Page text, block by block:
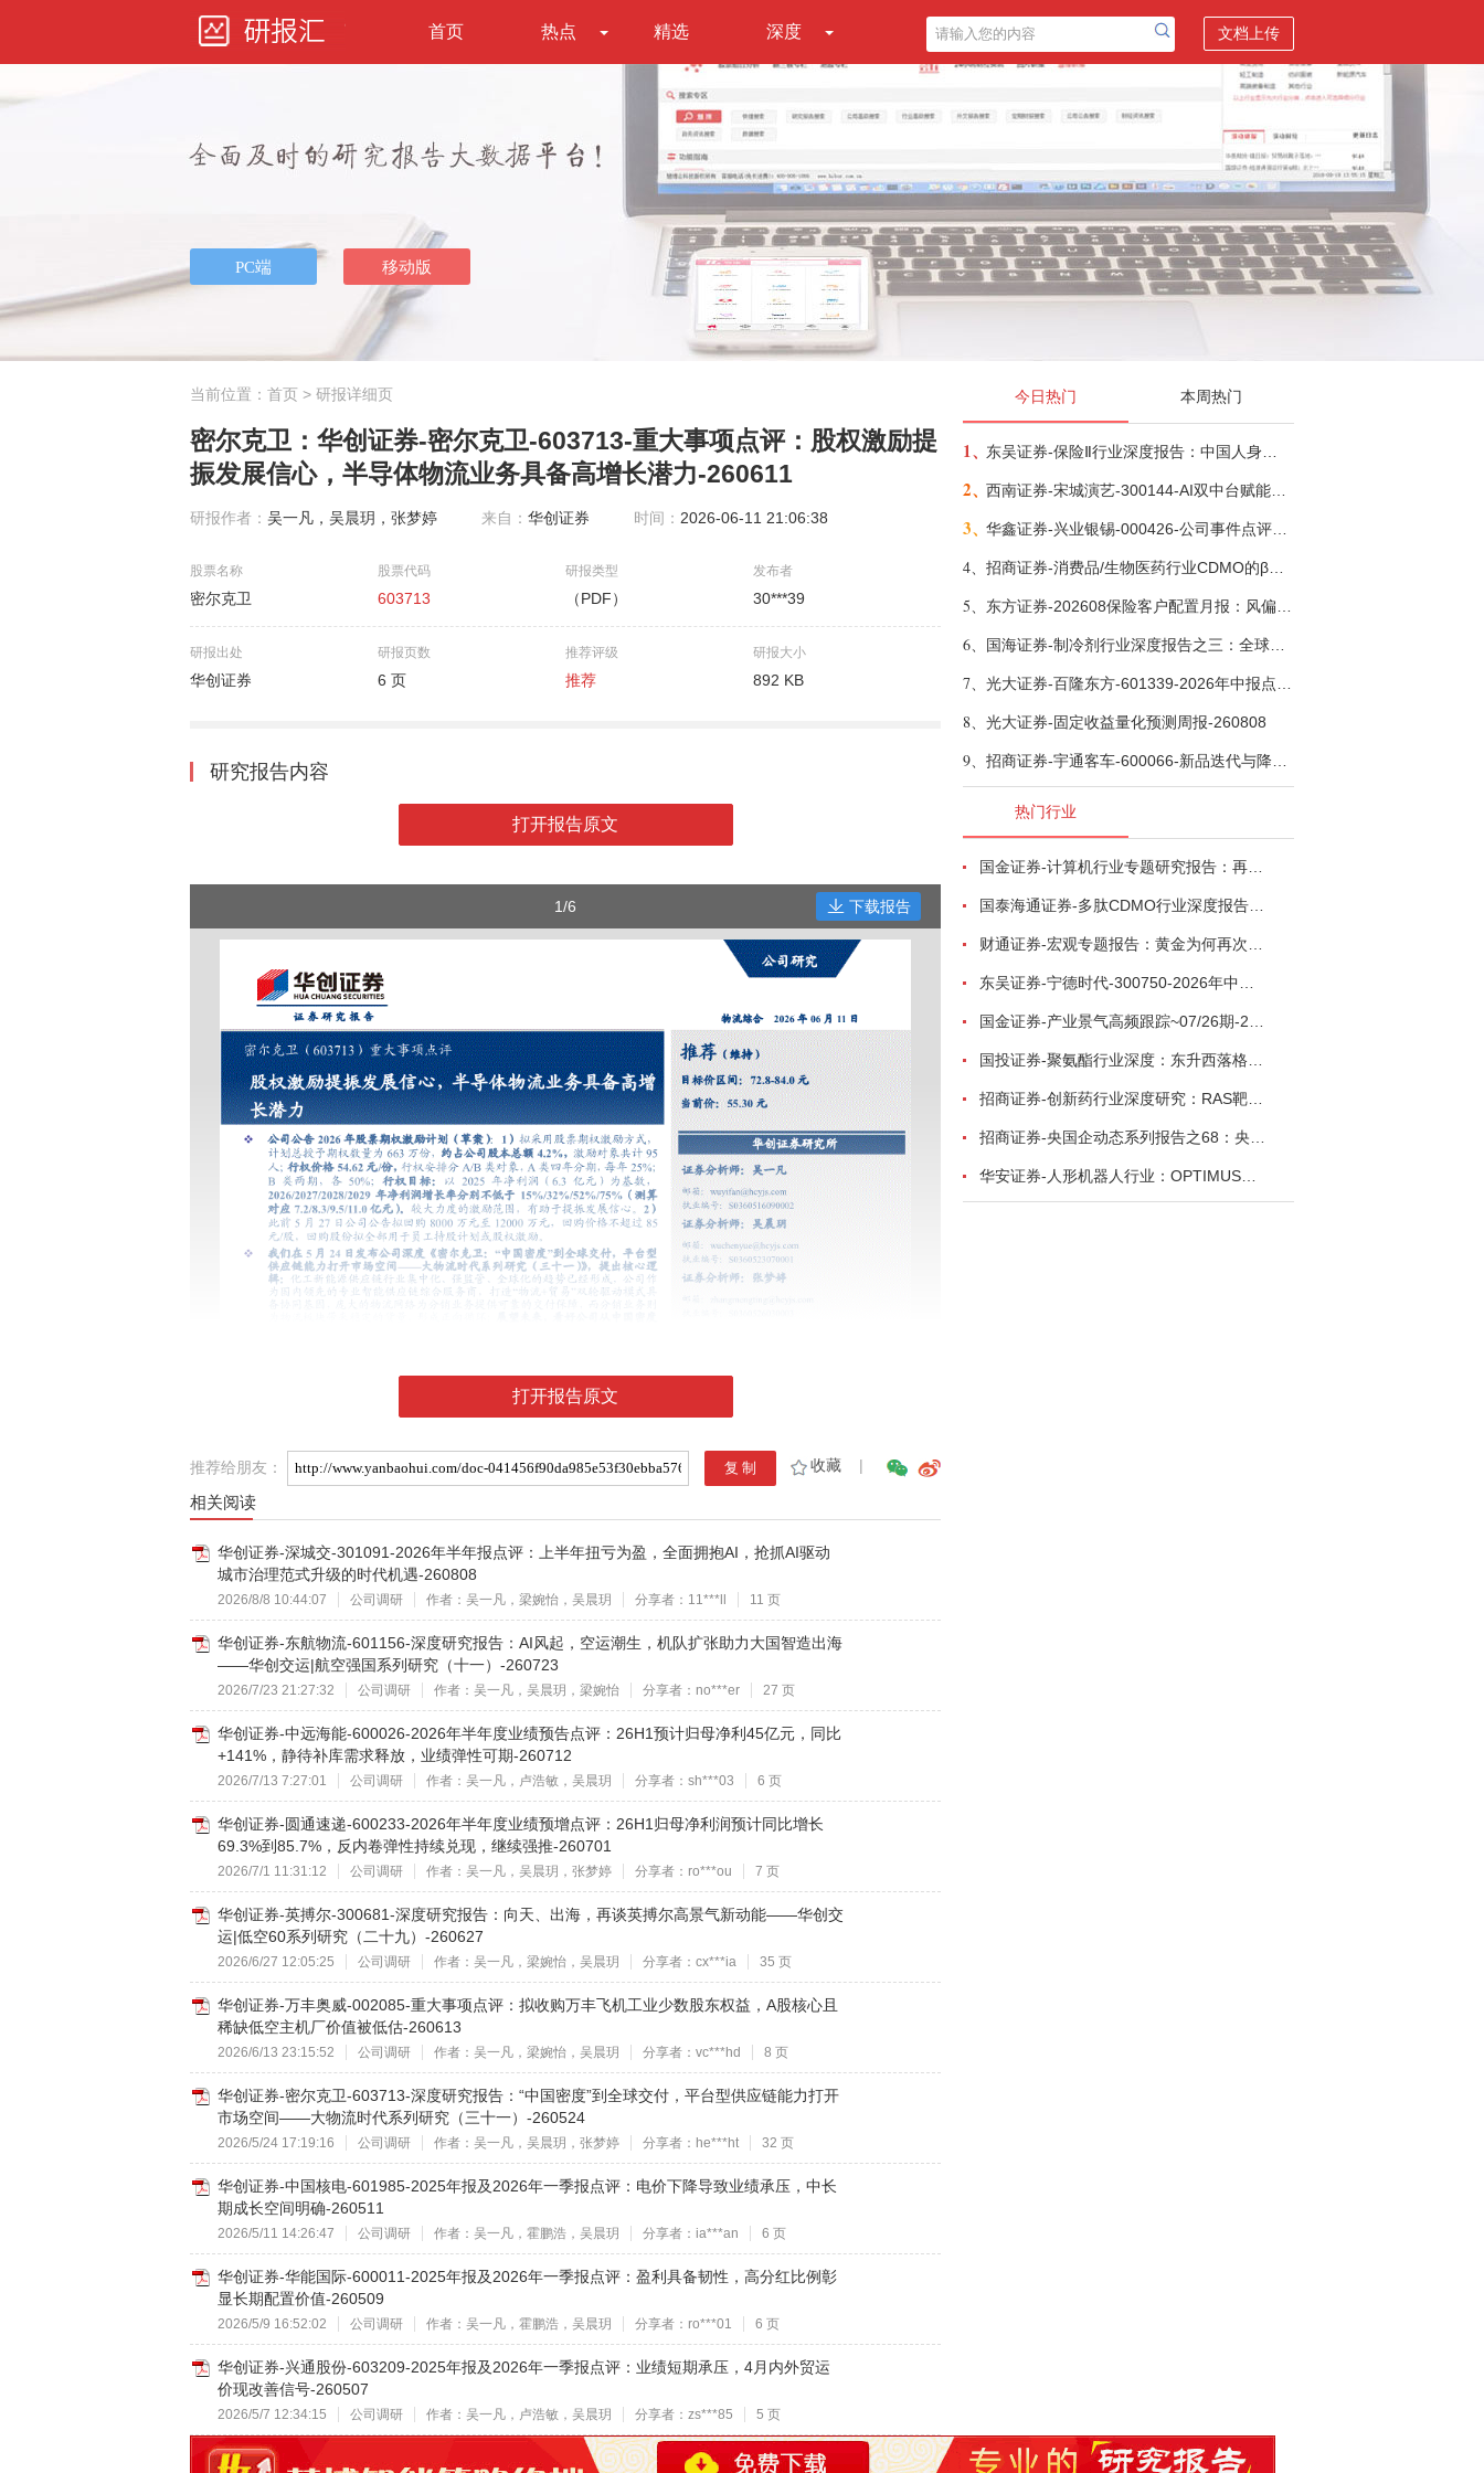
首页 热点 精选 深度 文档上传
当前位置： 首页 > 研报详细页
密尔克卫：华创证券-密尔克卫-603713-重大事项点评：股权激励提
振发展信心，半导体物流业务具备高增长潜力-260611
研报作者： 吴一凡，吴晨玥，张梦婷 来自： 华创证券 时间： 2026-06-11 21:06:38
股票名称
密尔克卫
股票代码
603713
研报类型
（PDF）
发布者
30***39
研报出处
华创证券
研报页数
6 页
推荐评级
推荐
研报大小
892 KB
研究报告内容
打开报告原文
1/6 下载报告
打开报告原文
推荐给朋友： 收藏 |
相关阅读
华创证券-深城交-301091-2026年半年报点评：上半年扭亏为盈，全面拥抱AI，抢抓AI驱动
城市治理范式升级的时代机遇-260808
2026/8/8 10:44:07 公司调研 作者：吴一凡，梁婉怡，吴晨玥 分享者：11***ll 11 页
华创证券-东航物流-601156-深度研究报告：AI风起，空运潮生，机队扩张助力大国智造出海
——华创交运|航空强国系列研究（十一）-260723
2026/7/23 21:27:32 公司调研 作者：吴一凡，吴晨玥，梁婉怡 分享者：no***er 27 页
华创证券-中远海能-600026-2026年半年度业绩预告点评：26H1预计归母净利45亿元，同比
+141%，静待补库需求释放，业绩弹性可期-260712
2026/7/13 7:27:01 公司调研 作者：吴一凡，卢浩敏，吴晨玥 分享者：sh***03 6 页
华创证券-圆通速递-600233-2026年半年度业绩预增点评：26H1归母净利润预计同比增长
69.3%到85.7%，反内卷弹性持续兑现，继续强推-260701
2026/7/1 11:31:12 公司调研 作者：吴一凡，吴晨玥，张梦婷 分享者：ro***ou 7 页
华创证券-英搏尔-300681-深度研究报告：向天、出海，再谈英搏尔高景气新动能——华创交
运|低空60系列研究（二十九）-260627
2026/6/27 12:05:25 公司调研 作者：吴一凡，梁婉怡，吴晨玥 分享者：cx***ia 35 页
华创证券-万丰奥威-002085-重大事项点评：拟收购万丰飞机工业少数股东权益，A股核心且
稀缺低空主机厂价值被低估-260613
2026/6/13 23:15:52 公司调研 作者：吴一凡，梁婉怡，吴晨玥 分享者：vc***hd 8 页
华创证券-密尔克卫-603713-深度研究报告：“中国密度”到全球交付，平台型供应链能力打开
市场空间——大物流时代系列研究（三十一）-260524
2026/5/24 17:19:16 公司调研 作者：吴一凡，吴晨玥，张梦婷 分享者：he***ht 32 页
华创证券-中国核电-601985-2025年报及2026年一季报点评：电价下降导致业绩承压，中长
期成长空间明确-260511
2026/5/11 14:26:47 公司调研 作者：吴一凡，霍鹏浩，吴晨玥 分享者：ia***an 6 页
华创证券-华能国际-600011-2025年报及2026年一季报点评：盈利具备韧性，高分红比例彰
显长期配置价值-260509
2026/5/9 16:52:02 公司调研 作者：吴一凡，霍鹏浩，吴晨玥 分享者：ro***01 6 页
华创证券-兴通股份-603209-2025年报及2026年一季报点评：业绩短期承压，4月内外贸运
价现改善信号-260507
2026/5/7 12:34:15 公司调研 作者：吴一凡，卢浩敏，吴晨玥 分享者：zs***85 5 页
今日热门 本周热门
1、
2、
3、
4、
5、
6、
7、
8、 光大证券-固定收益量化预测周报-260808
9、
热门行业